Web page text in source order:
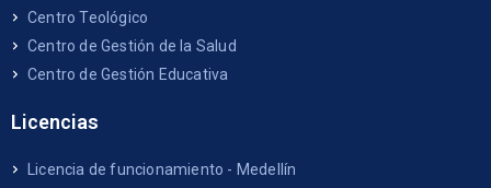
Centro Teológico
Centro de Gestión de la Salud
Centro de Gestión Educativa
Licencias
Licencia de funcionamiento - Medellín